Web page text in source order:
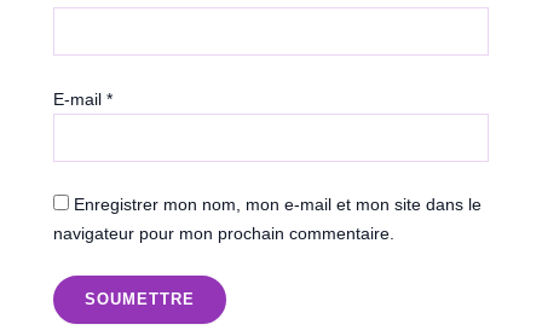
E-mail*
Enregistrer mon nom, mon e-mail et mon site dans le
navigateur pour mon prochain commentaire.